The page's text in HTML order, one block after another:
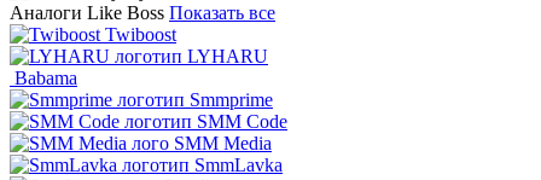
Аналоги Like Boss Показать все
Twiboost
LYHARU
Babama
Smmprime
SMM Code
SMM Media
SmmLavka